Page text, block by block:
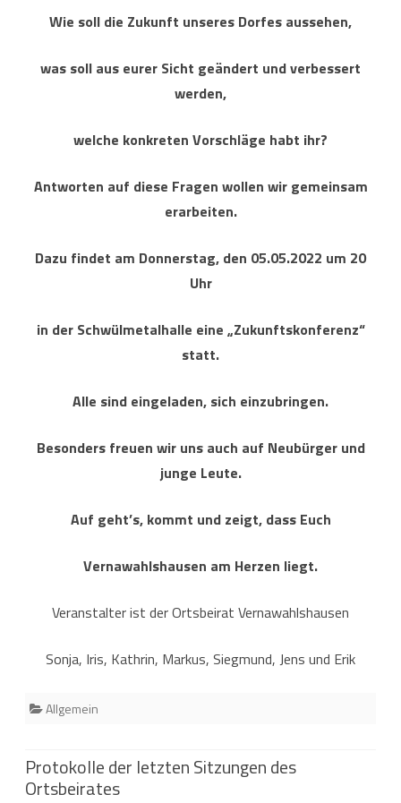
Wie soll die Zukunft unseres Dorfes aussehen,
was soll aus eurer Sicht geändert und verbessert
werden,
welche konkreten Vorschläge habt ihr?
Antworten auf diese Fragen wollen wir gemeinsam
erarbeiten.
Dazu findet am Donnerstag, den 05.05.2022 um 20
Uhr
in der Schwülmetalhalle eine „Zukunftskonferenz“
statt.
Alle sind eingeladen, sich einzubringen.
Besonders freuen wir uns auch auf Neubürger und
junge Leute.
Auf geht’s, kommt und zeigt, dass Euch
Vernawahlshausen am Herzen liegt.
Veranstalter ist der Ortsbeirat Vernawahlshausen
Sonja, Iris, Kathrin, Markus, Siegmund, Jens und Erik
Allgemein
Protokolle der letzten Sitzungen des
Ortsbeirates